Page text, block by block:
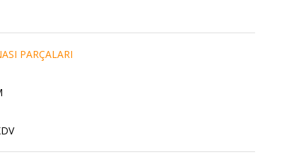
PARÇALARI